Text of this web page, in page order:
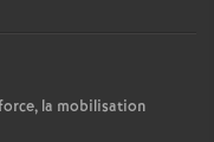
la mobilisation